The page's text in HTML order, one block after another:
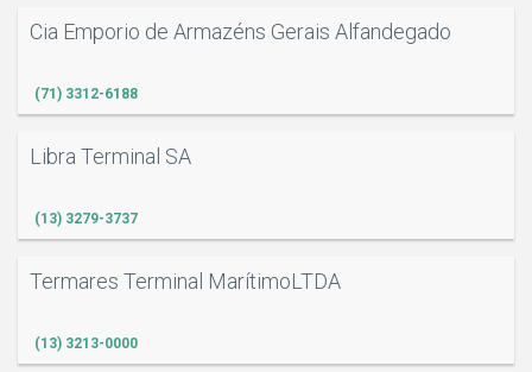
Cia Emporio de Armazéns Gerais Alfandegado
(71) 3312-6188
Libra Terminal SA
(13) 3279-3737
Termares Terminal MarítimoLTDA
(13) 3213-0000